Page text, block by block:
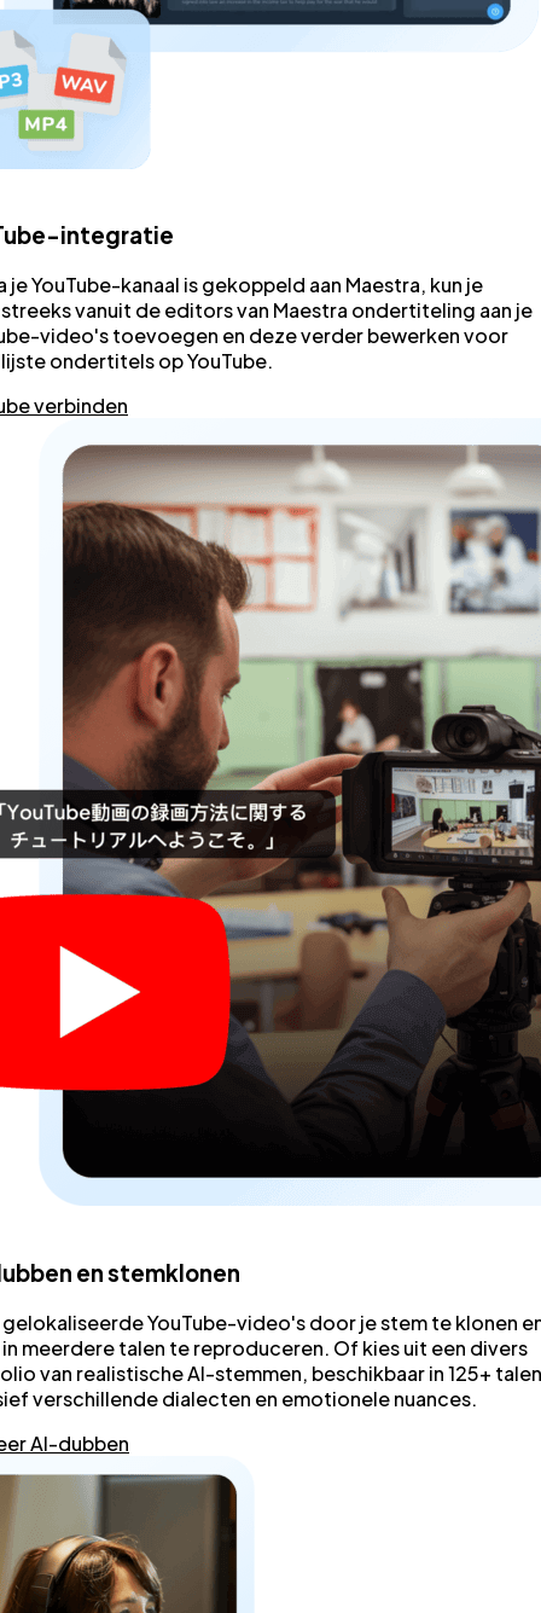
integratie
je YouTube-kanaal is gekoppeld aan Maestra, kun je
vanuit de editors van Maestra ondertiteling aan je
video's toevoegen en deze verder bewerken voor
ondertitels op YouTube.
verbinden
en stemklonen
gelokaliseerde YouTube-video's door je stem te klonen
meerdere talen te reproduceren. Of kies uit een divers
van realistische AI-stemmen, beschikbaar in 125+
verschillende dialecten en emotionele nuances.
AI-dubben